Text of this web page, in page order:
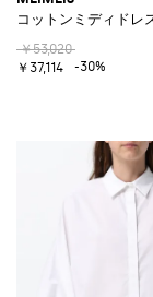
コットンミディドレ
￥53,020
￥37,114
-30%